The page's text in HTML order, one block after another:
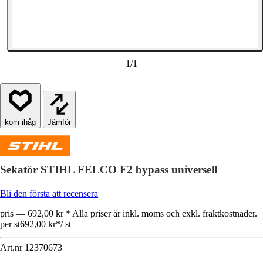
1/1
Jämför
Sekatör STIHL FELCO F2 bypass universell
Bli den första att recensera
pris — 692,00 kr * Alla priser är inkl. moms och exkl. fraktkostnader.
per st692,00 kr*/ st
Art.nr 12370673